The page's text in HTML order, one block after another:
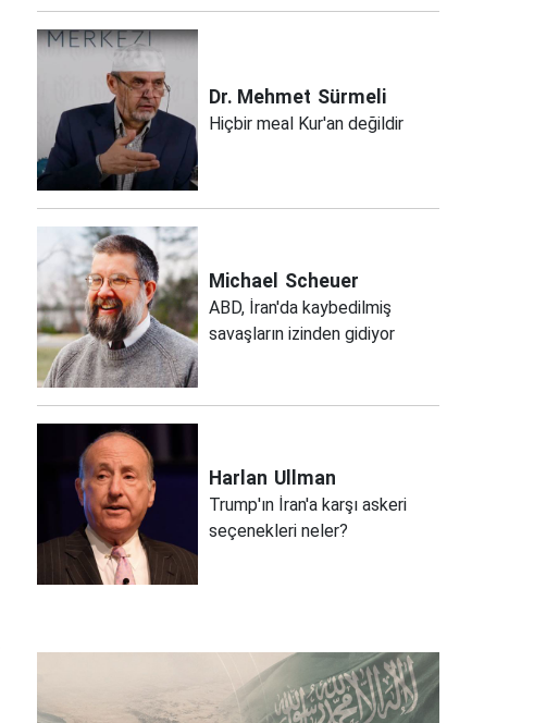
Dr. Mehmet Sürmeli
Hiçbir meal Kur'an değildir
Michael Scheuer
ABD, İran'da kaybedilmiş
savaşların izinden gidiyor
Harlan Ullman
Trump'ın İran'a karşı askeri
seçenekleri neler?